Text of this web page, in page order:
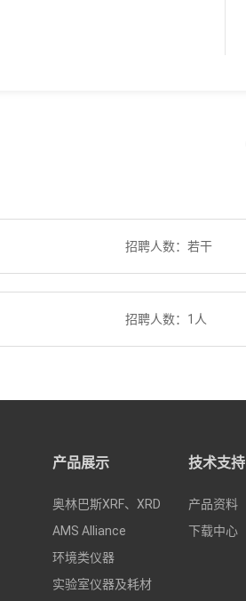
招聘人数：若干
招聘人数：1人
产品展示
奥林巴斯XRF、XRD
AMS Alliance
环境类仪器
实验室仪器及耗材
技术支持
产品资料
下载中心